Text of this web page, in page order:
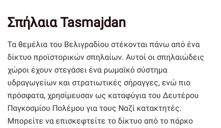
Σπήλαια Tasmajdan
Τα θεμέλια του Βελιγραδίου στέκονται πάνω από ένα
δίκτυο προϊστορικών σπηλαίων. Αυτοί οι σπηλαιώδεις
χώροι έχουν στεγάσει ένα ρωμαϊκό σύστημα
υδραγωγείων και στρατιωτικές σήραγγες, ενώ πιο
πρόσφατα, χρησίμευσαν ως καταφύγια του Δευτέρου
Παγκοσμίου Πολέμου για τους Ναζί κατακτητές.
Μπορείτε να επισκεφτείτε το δίκτυο από το πάρκο